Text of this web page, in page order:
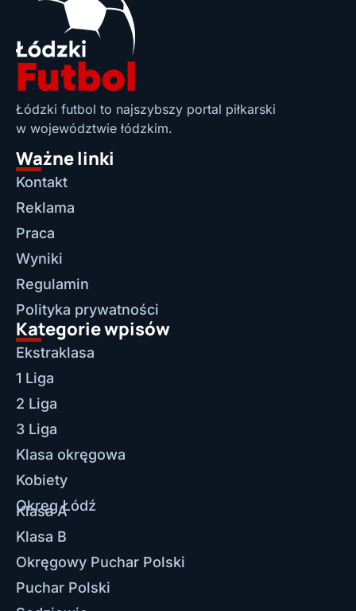
Łódzki futbol to najszybszy portal piłkarski
w województwie łódzkim.
Ważne linki
Kontakt
Reklama
Praca
Wyniki
Regulamin
Polityka prywatności
Kategorie wpisów
Ekstraklasa
1 Liga
2 Liga
3 Liga
Klasa okręgowa
Kobiety
Okręg Łódź
Klasa A
Klasa B
Okręgowy Puchar Polski
Puchar Polski